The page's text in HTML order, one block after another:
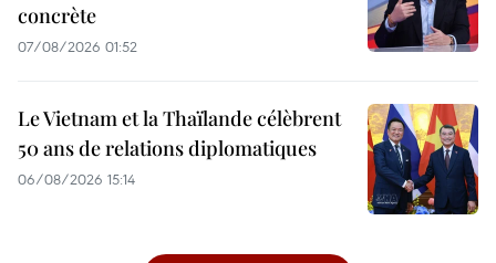
concrète
07/08/2026 01:52
Le Vietnam et la Thaïlande célèbrent
50 ans de relations diplomatiques
06/08/2026 15:14